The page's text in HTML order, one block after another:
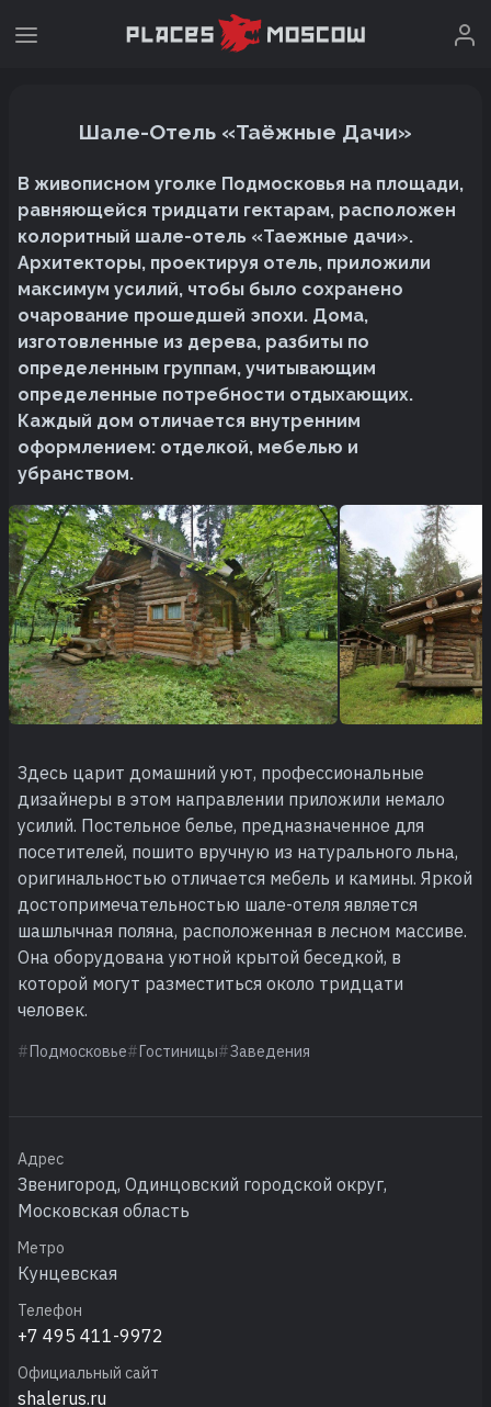
Шале-Отель «Таёжные Дачи»
В живописном уголке Подмосковья на площади,
равняющейся тридцати гектарам, расположен
колоритный шале-отель «Таежные дачи».
Архитекторы, проектируя отель, приложили
максимум усилий, чтобы было сохранено
очарование прошедшей эпохи. Дома,
изготовленные из дерева, разбиты по
определенным группам, учитывающим
определенные потребности отдыхающих.
Каждый дом отличается внутренним
оформлением: отделкой, мебелью и
убранством.
Здесь царит домашний уют, профессиональные
дизайнеры в этом направлении приложили немало
усилий. Постельное белье, предназначенное для
посетителей, пошито вручную из натурального льна,
оригинальностью отличается мебель и камины. Яркой
достопримечательностью шале-отеля является
шашлычная поляна, расположенная в лесном массиве.
Она оборудована уютной крытой беседкой, в
которой могут разместиться около тридцати
человек.
Подмосковье Гостиницы Заведения
Адрес
Звенигород, Одинцовский городской округ,
Московская область
Метро
Кунцевская
Телефон
+7 495 411-9972
Официальный сайт
shalerus.ru